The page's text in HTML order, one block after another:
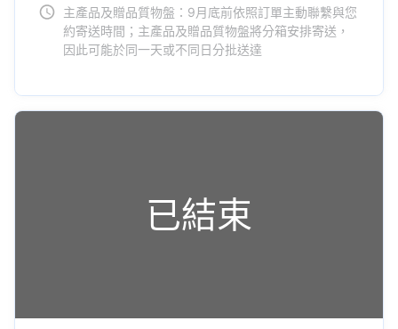
主產品及贈品質物盤：9月底前依照訂單主動聯繫與您
約寄送時間；主產品及贈品質物盤將分箱安排寄送，
因此可能於同一天或不同日分批送達
已結束